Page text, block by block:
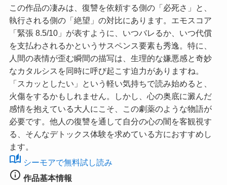
この作品の凄みは、復讐を依頼する側の「必死さ」と、
執行される側の「絶望」の対比にあります。
エモスコア
「緊張 8.5/10」 が表すように、いつバレるか、いつ代償
を支払わされるかというサスペンス要素も秀逸。特に、
人間の表情が歪む瞬間の描写は、生理的な嫌悪感と奇妙
なカタルシスを同時に呼び起こす迫力がありますね。
「スカッとしたい」という軽い気持ちで読み始めると、
火傷をするかもしれません。しかし、心の奥底に澱んだ
感情を抱えている大人にこそ、この劇薬のような物語が
必要です。他人の復讐を通して自分の心の闇を客観視す
る、そんなデトックス体験を求めている方におすすめし
ます。
auto_stories シーモアで無料試し読み
info 作品基本情報